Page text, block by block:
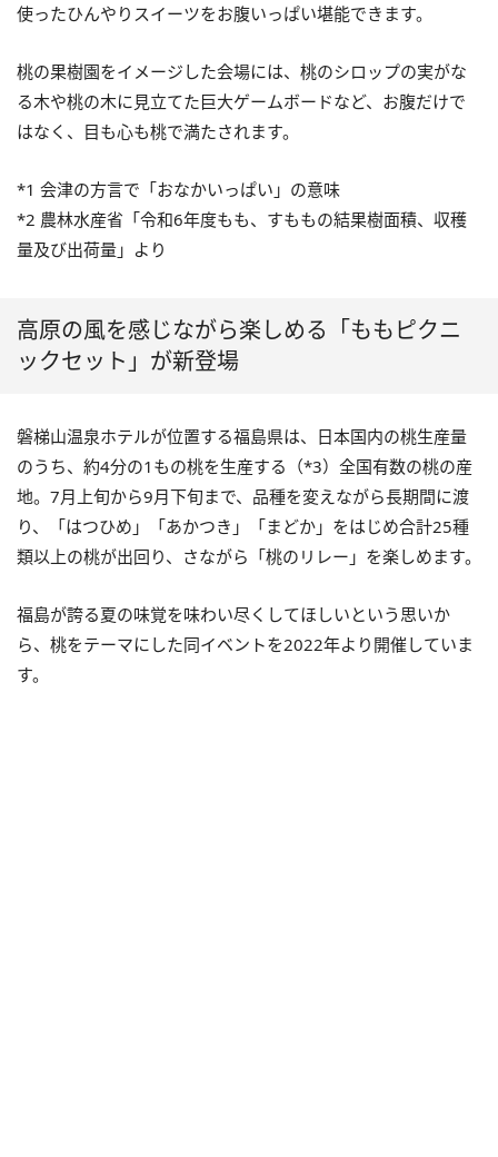
使ったひんやりスイーツをお腹いっぱい堪能できます。
桃の果樹園をイメージした会場には、桃のシロップの実がな
る木や桃の木に見立てた巨大ゲームボードなど、お腹だけで
はなく、目も心も桃で満たされます。
*1 会津の方言で「おなかいっぱい」の意味
*2 農林水産省「令和6年度もも、すももの結果樹面積、収穫
量及び出荷量」より
高原の風を感じながら楽しめる「ももピクニ
ックセット」が新登場
磐梯山温泉ホテルが位置する福島県は、日本国内の桃生産量
のうち、約4分の1もの桃を生産する（*3）全国有数の桃の産
地。7月上旬から9月下旬まで、品種を変えながら⻑期間に渡
り、「はつひめ」「あかつき」「まどか」をはじめ合計25種
類以上の桃が出回り、さながら「桃のリレー」を楽しめます。
福島が誇る夏の味覚を味わい尽くしてほしいという思いか
ら、桃をテーマにした同イベントを2022年より開催していま
す。